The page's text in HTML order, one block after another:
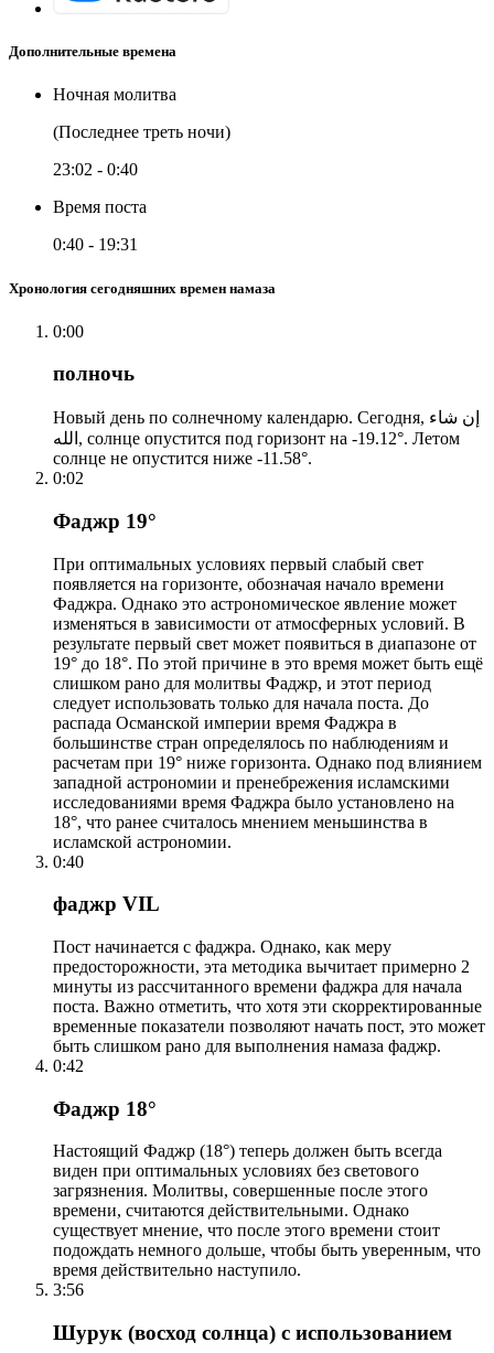
Дополнительные времена
Ночная молитва
(Последнее треть ночи)
23:02 - 0:40
Время поста
0:40 - 19:31
Хронология сегодняшних времен намаза
0:00
полночь
Новый день по солнечному календарю. Сегодня, إن شاء
الله, солнце опустится под горизонт на -19.12°. Летом
солнце не опустится ниже -11.58°.
0:02
Фаджр 19°
При оптимальных условиях первый слабый свет
появляется на горизонте, обозначая начало времени
Фаджра. Однако это астрономическое явление может
изменяться в зависимости от атмосферных условий. В
результате первый свет может появиться в диапазоне от
19° до 18°. По этой причине в это время может быть ещё
слишком рано для молитвы Фаджр, и этот период
следует использовать только для начала поста. До
распада Османской империи время Фаджра в
большинстве стран определялось по наблюдениям и
расчетам при 19° ниже горизонта. Однако под влиянием
западной астрономии и пренебрежения исламскими
исследованиями время Фаджра было установлено на
18°, что ранее считалось мнением меньшинства в
исламской астрономии.
0:40
фаджр VIL
Пост начинается с фаджра. Однако, как меру
предосторожности, эта методика вычитает примерно 2
минуты из рассчитанного времени фаджра для начала
поста. Важно отметить, что хотя эти скорректированные
временные показатели позволяют начать пост, это может
быть слишком рано для выполнения намаза фаджр.
0:42
Фаджр 18°
Настоящий Фаджр (18°) теперь должен быть всегда
виден при оптимальных условиях без светового
загрязнения. Молитвы, совершенные после этого
времени, считаются действительными. Однако
существует мнение, что после этого времени стоит
подождать немного дольше, чтобы быть уверенным, что
время действительно наступило.
3:56
Шурук (восход солнца) с использованием